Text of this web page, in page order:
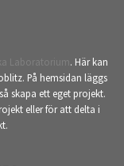
Laboratorium. Här kan
På hemsidan läggs
skapa ett eget projekt.
eller för att delta i